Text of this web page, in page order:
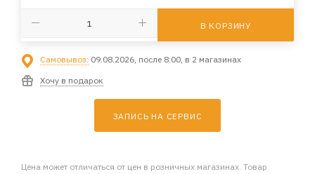
В КОРЗИНУ
Самовывоз: 09.08.2026, после 8:00, в 2 магазинах
Хочу в подарок
ЗАПИСЬ НА СЕРВИС
Цена может отличаться от цен в розничных магазинах. Товар